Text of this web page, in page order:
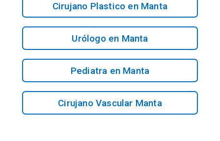
Cirujano Plastico en Manta
Urólogo en Manta
Pediatra en Manta
Cirujano Vascular Manta